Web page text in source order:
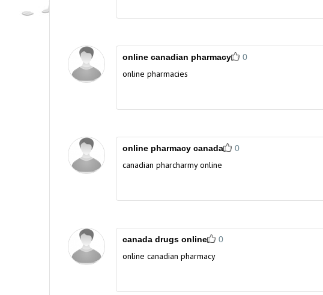
online canadian pharmacy 0
online pharmacies
online pharmacy canada 0
canadian pharcharmy online
canada drugs online 0
online canadian pharmacy